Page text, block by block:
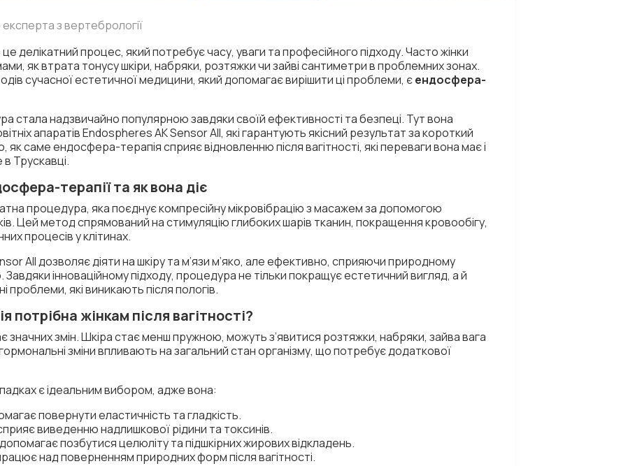
експерта з вертебрології
це делікатний процес, який потребує часу, уваги та професійного підходу. Часто жінки
як втрата тонусу шкіри, набряки, розтяжки чи зайві сантиметри в проблемних зонах.
сучасної естетичної медицини, який допомагає вирішити ці проблеми, єендосфера-
стала надзвичайно популярною завдяки своїй ефективності та безпеці. Тут вона
апаратів Endospheres AK Sensor All, які гарантують якісний результат за короткий
як саме ендосфера-терапія сприяє відновленню після вагітності, які переваги вона має і
Трускавці.
терапії та як вона діє
процедура, яка поєднує компресійну мікровібрацію з масажем за допомогою
Цей метод спрямований на стимуляцію глибоких шарів тканин, покращення кровообігу,
процесів у клітинах.
All дозволяє діяти на шкіру та м’язи м’яко, але ефективно, сприяючи природному
інноваційному підходу, процедура не тільки покращує естетичний вигляд, а й
проблеми, які виникають після пологів.
жінкам після вагітності?
значних змін. Шкіра стає менш пружною, можуть з’явитися розтяжки, набряки, зайва вага
зміни впливають на загальний стан організму, що потребує додаткової
є ідеальним вибором, адже вона:
повернути еластичність та гладкість.
виведенню надлишкової рідини та токсинів.
позбутися целюліту та підшкірних жирових відкладень.
над поверненням природних форм після вагітності.